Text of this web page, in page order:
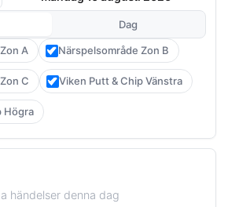
Dag
A Närspelsområde Zon B
C Viken Putt & Chip Vänstra
Högra
händelser denna dag